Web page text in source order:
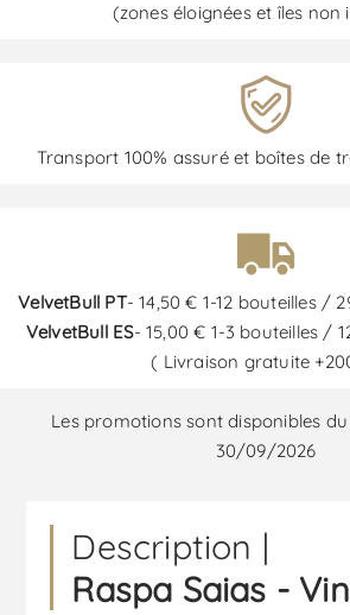
(zones éloignées et îles non
Transport 100% assuré et boîtes de
VelvetBull PT- 14,50 € 1-12 bouteilles /
VelvetBull ES- 15,00 € 1-3 bouteilles /
( Livraison gratuite
Les promotions sont disponibles
30/09/2026
Description |
Raspa Saias -